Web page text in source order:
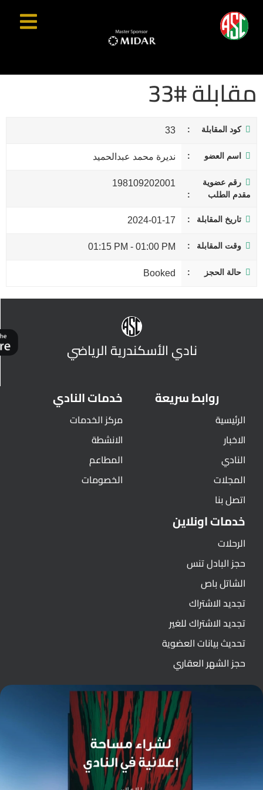
مقابلة #33
كود المقابلة 33
اسم العضو نديرة محمد عبدالحميد
رقم عضوية
مقدم الطلب
198109202001
تاريخ المقابلة 2024-01-17
وقت المقابلة 01:00 PM
-
01:15 PM
حالة الحجز Booked
نادي الأسكندرية الرياضي
روابط سريعة
الرئيسية
الاخبار
النادي
المجلات
اتصل بنا
خدمات النادي
مركز الخدمات
الانشطة
المطاعم
الخصومات
خدمات اونلاين
الرحلات
حجز البادل تنس
الشاتل باص
تجديد الاشتراك
تجديد الاشتراك للغير
تحديث بيانات العضوية
حجز الشهر العقاري